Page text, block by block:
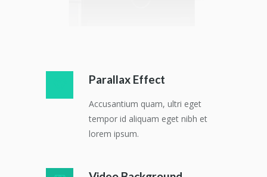
Parallax Effect
Accusantium quam, ultri eget
tempor id aliquam eget nibh et
lorem ipsum.